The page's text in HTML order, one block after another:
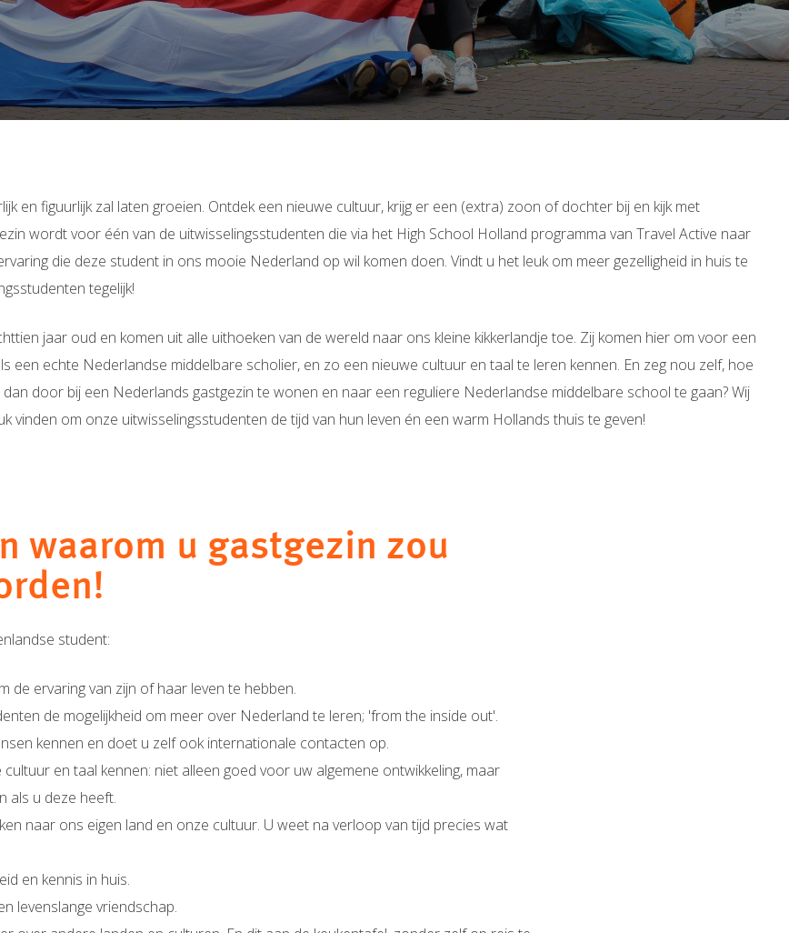
en figuurlijk zal laten groeien. Ontdek een nieuwe cultuur, krijg er een (extra) zoon of dochter bij en kijk met
wordt voor één van de uitwisselingsstudenten die via het High School Holland programma van Travel Active naar
die deze student in ons mooie Nederland op wil komen doen. Vindt u het leuk om meer gezelligheid in huis te
tegelijk!
jaar oud en komen uit alle uithoeken van de wereld naar ons kleine kikkerlandje toe. Zij komen hier om voor een
een echte Nederlandse middelbare scholier, en zo een nieuwe cultuur en taal te leren kennen. En zeg nou zelf, hoe
door bij een Nederlands gastgezin te wonen en naar een reguliere Nederlandse middelbare school te gaan? Wij
om onze uitwisselingsstudenten de tijd van hun leven én een warm Hollands thuis te geven!
waarom u gastgezin zou
student:
de ervaring van zijn of haar leven te hebben.
de mogelijkheid om meer over Nederland te leren; 'from the inside out'.
kennen en doet u zelf ook internationale contacten op.
en taal kennen: niet alleen goed voor uw algemene ontwikkeling, maar
als u deze heeft.
naar ons eigen land en onze cultuur. U weet na verloop van tijd precies wat
en kennis in huis.
levenslange vriendschap.